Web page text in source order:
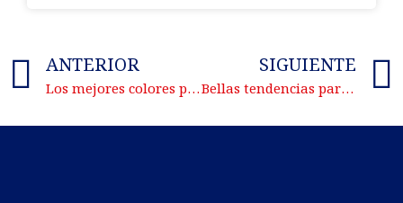
ANTERIOR
Los mejores colores para pintar tu cuarto de baño
SIGUIENTE
Bellas tendencias para decorar el techo de tu hogar